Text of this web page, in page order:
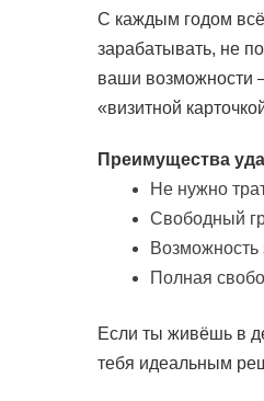
С каждым годом
зарабатывать, не
ваши возможности
«визитной
Преимущества
Не нужно
Свободный
Возможность
Полная
Если ты живёшь в
тебя идеальным